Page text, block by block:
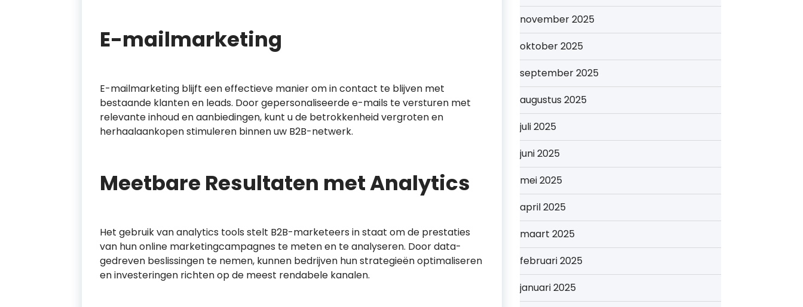
E-mailmarketing
E-mailmarketing blijft een effectieve manier om in contact te blijven met
bestaande klanten en leads. Door gepersonaliseerde e-mails te versturen met
relevante inhoud en aanbiedingen, kunt u de betrokkenheid vergroten en
herhaalaankopen stimuleren binnen uw B2B-netwerk.
Meetbare Resultaten met Analytics
Het gebruik van analytics tools stelt B2B-marketeers in staat om de prestaties
van hun online marketingcampagnes te meten en te analyseren. Door data-
gedreven beslissingen te nemen, kunnen bedrijven hun strategieën optimaliseren
en investeringen richten op de meest rendabele kanalen.
november 2025
oktober 2025
september 2025
augustus 2025
juli 2025
juni 2025
mei 2025
april 2025
maart 2025
februari 2025
januari 2025